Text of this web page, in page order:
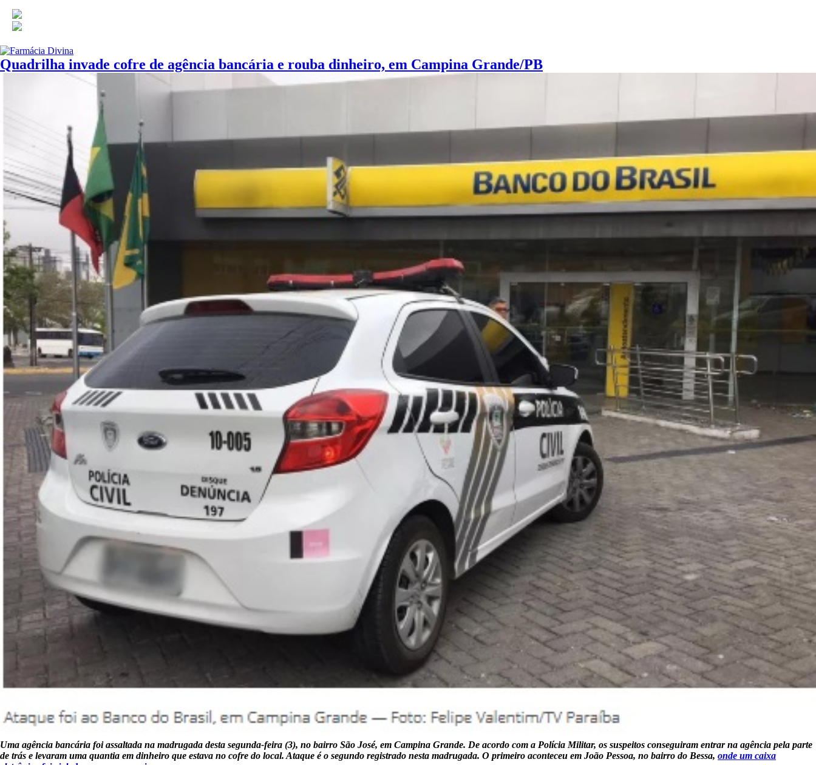
Quadrilha invade cofre de agência bancária e rouba dinheiro, em Campina Grande/PB
Uma agência bancária foi assaltada na madrugada desta segunda-feira (3), no bairro São José, em Campina Grande. De acordo com a Polícia Militar, os suspeitos conseguiram entrar na agência pela parte
de trás e levaram uma quantia em dinheiro que estava no cofre do local. Ataque é o segundo registrado nesta madrugada. O primeiro aconteceu em João Pessoa, no bairro do Bessa, onde um caixa